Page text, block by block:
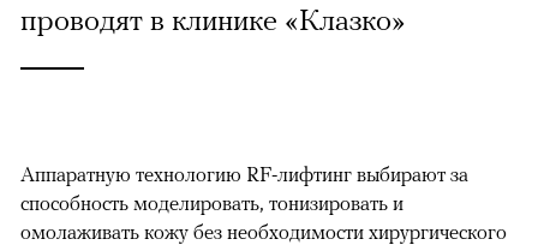
проводят в клинике «Клазко»
Аппаратную технологию RF-лифтинг выбирают за
способность моделировать, тонизировать и
омолаживать кожу без необходимости хирургического